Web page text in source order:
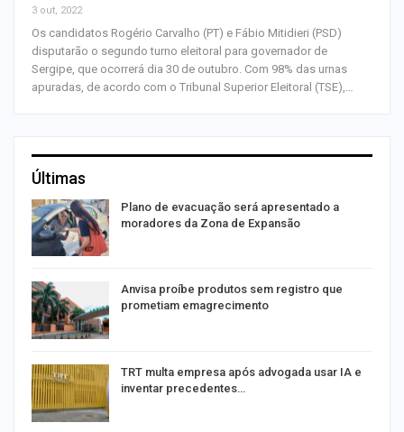
3 out, 2022
Os candidatos Rogério Carvalho (PT) e Fábio Mitidieri (PSD)
disputarão o segundo turno eleitoral para governador de
Sergipe, que ocorrerá dia 30 de outubro. Com 98% das urnas
apuradas, de acordo com o Tribunal Superior Eleitoral (TSE),…
Últimas
Plano de evacuação será apresentado a
moradores da Zona de Expansão
Anvisa proíbe produtos sem registro que
prometiam emagrecimento
TRT multa empresa após advogada usar IA e
inventar precedentes…